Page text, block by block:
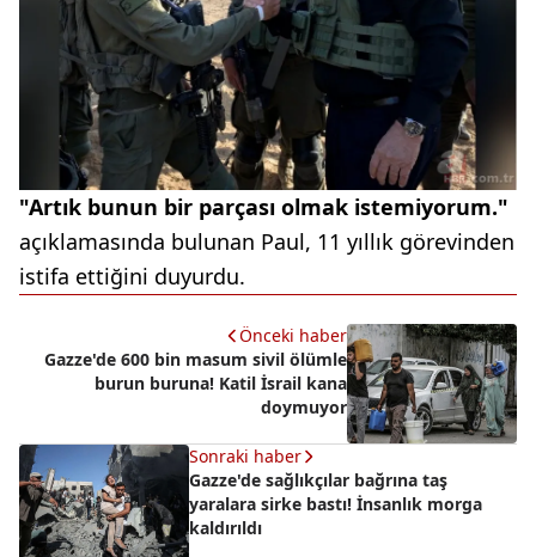
"Artık bunun bir parçası olmak istemiyorum."
açıklamasında bulunan Paul, 11 yıllık görevinden
istifa ettiğini duyurdu.
Önceki haber
Gazze'de 600 bin masum sivil ölümle
burun buruna! Katil İsrail kana
doymuyor
Sonraki haber
Gazze'de sağlıkçılar bağrına taş
yaralara sirke bastı! İnsanlık morga
kaldırıldı